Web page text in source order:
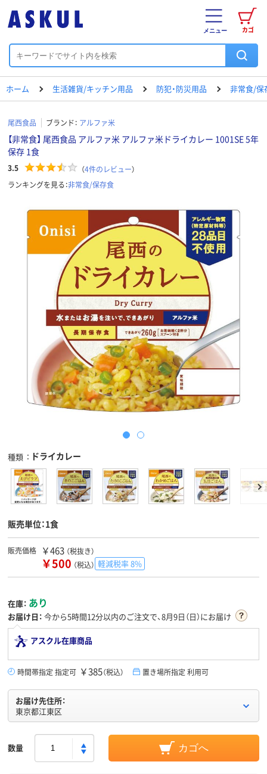
カゴ
メニュー
ホーム 生活雑貨/キッチン用品 防犯・防災用品 非常食/保
尾西食品 ブランド： アルファ米
【非常食】 尾西食品 アルファ米 アルファ米ドライカレー 1001SE 5年
保存 1食
3.5 （4件のレビュー）
ランキングを見る：非常食/保存食
種類 ドライカレー
販売単位：1食
販売価格 ￥463 （税抜き）
￥500 （税込） 軽減税率 8%
在庫： あり
お届け日： 今から5時間12分以内のご注文で、8月9日（日）にお届け
アスクル在庫商品
時間帯指定 指定可 ￥385（税込） 置き場所指定 利用可
お届け先住所：
東京都江東区
数量 カゴへ